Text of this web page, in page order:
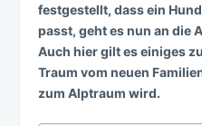
festgestellt, dass ein
passt, geht es nun an die
Auch hier gilt es einiges
Traum vom neuen
zum Alptraum wird.